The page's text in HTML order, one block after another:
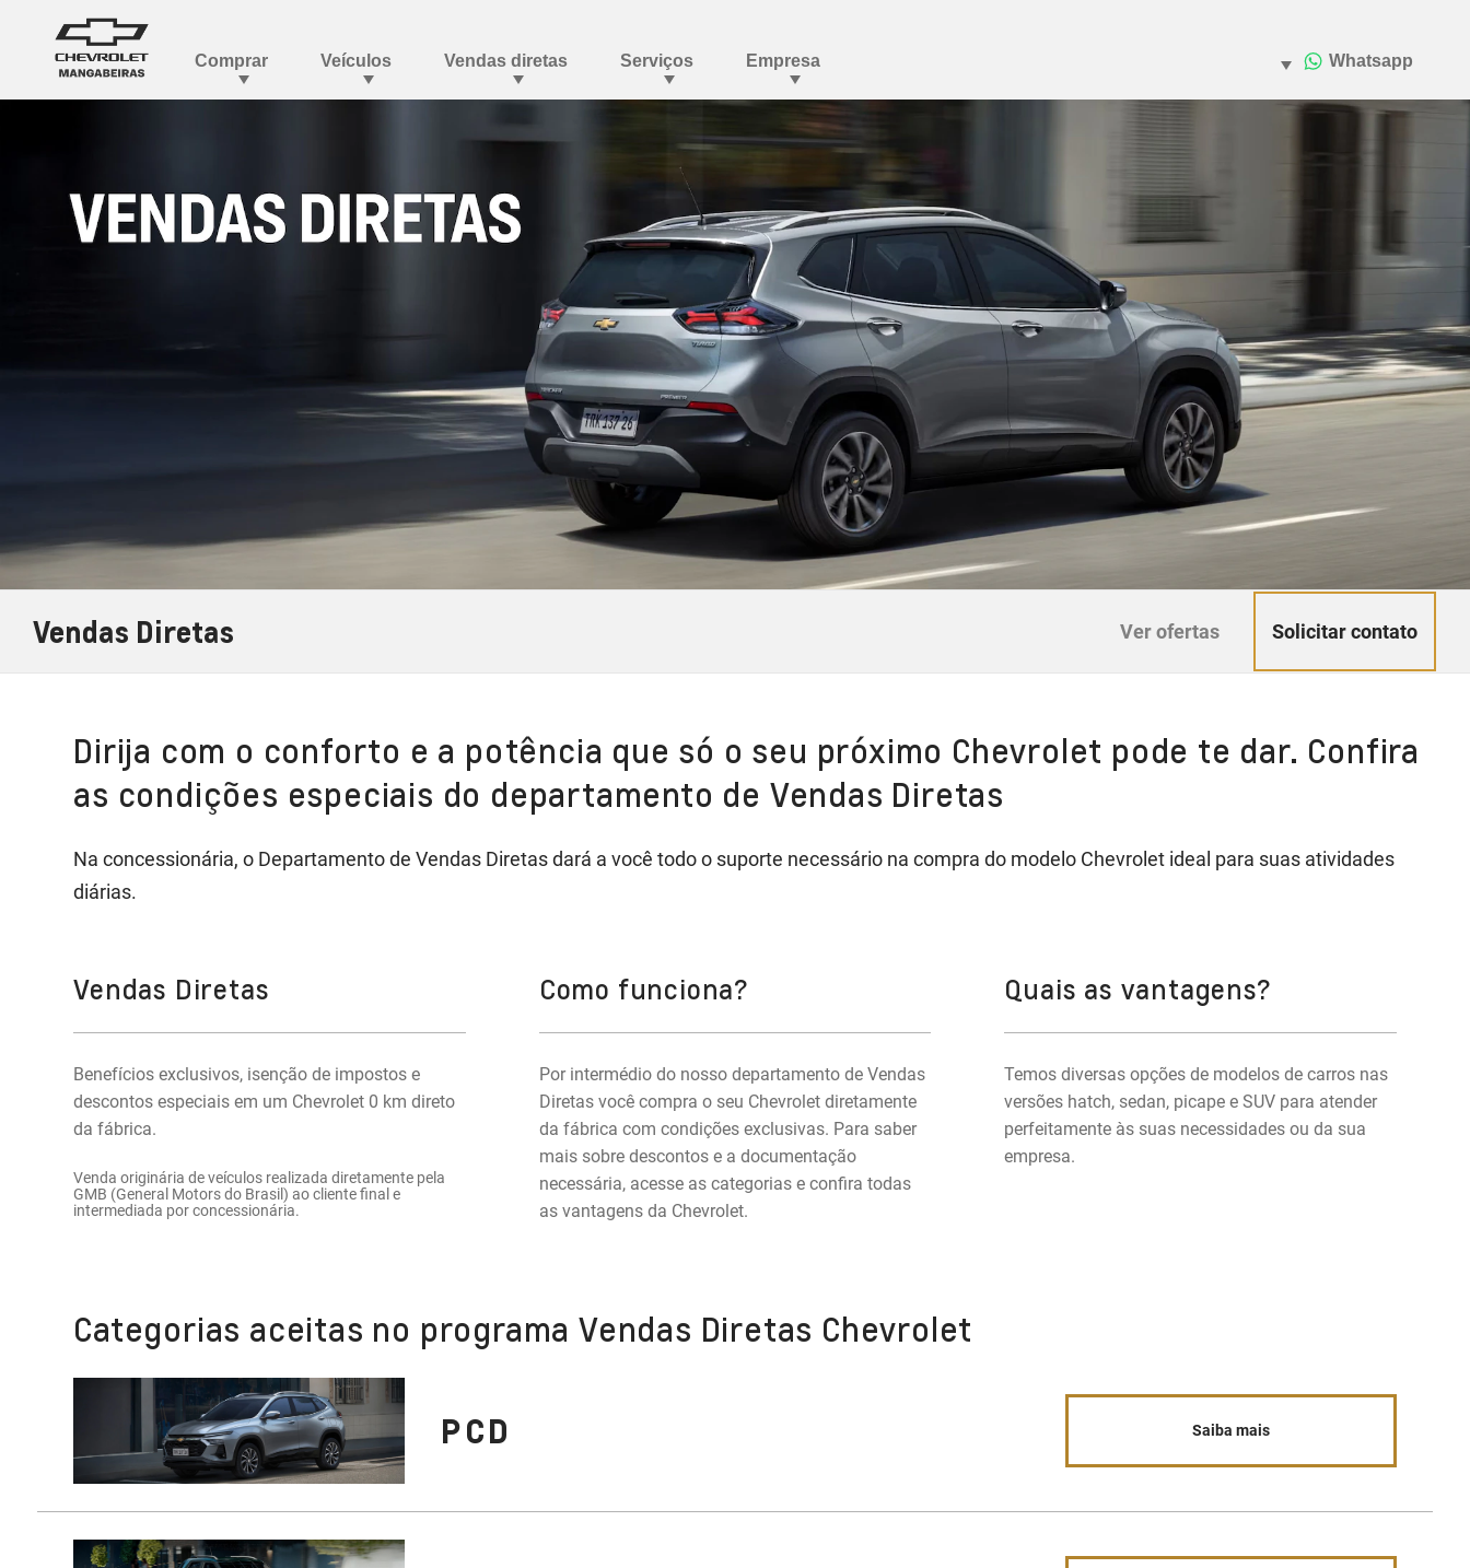
Vendas Diretas Ver ofertas Solicitar contato
Dirija com o conforto e a potência que só o seu próximo Chevrolet pode te dar. Confira
as condições especiais do departamento de Vendas Diretas
Na concessionária, o Departamento de Vendas Diretas dará a você todo o suporte necessário na compra do modelo Chevrolet ideal para suas atividades
diárias.
Vendas Diretas
Benefícios exclusivos, isenção de impostos e
descontos especiais em um Chevrolet 0 km direto
da fábrica.
Venda originária de veículos realizada diretamente pela
GMB (General Motors do Brasil) ao cliente final e
intermediada por concessionária.
Como funciona?
Por intermédio do nosso departamento de Vendas
Diretas você compra o seu Chevrolet diretamente
da fábrica com condições exclusivas. Para saber
mais sobre descontos e a documentação
necessária, acesse as categorias e confira todas
as vantagens da Chevrolet.
Quais as vantagens?
Temos diversas opções de modelos de carros nas
versões hatch, sedan, picape e SUV para atender
perfeitamente às suas necessidades ou da sua
empresa.
Categorias aceitas no programa Vendas Diretas Chevrolet
PCD Saiba mais